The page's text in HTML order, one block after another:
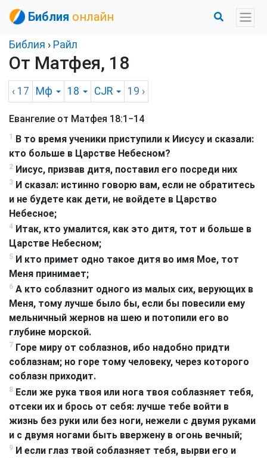
Библия онлайн
Библия › Райл
От Матфея, 18
‹ 17 Мф 18 CJR 19 ›
Евангелие от Матфея 18:1−14
1
В то время ученики приступили к Иисусу и сказали:
кто больше в Царстве Небесном?
2 Иисус, призвав дитя, поставил его посреди них
3 И сказал: истинно говорю вам, если не обратитесь
и не будете как дети, не войдете в Царство
Небесное;
4 Итак, кто умалится, как это дитя, тот и больше в
Царстве Небесном;
5 И кто примет одно такое дитя во имя Мое, тот
Меня принимает;
6 А кто соблазнит одного из малых сих, верующих в
Меня, тому лучше было бы, если бы повесили ему
мельничный жернов на шею и потопили его во
глубине морской.
7 Горе миру от соблазнов, ибо надобно придти
соблазнам; но горе тому человеку, через которого
соблазн приходит.
8 Если же рука твоя или нога твоя соблазняет тебя,
отсеки их и брось от себя: лучше тебе войти в
жизнь без руки или без ноги, нежели с двумя руками
и с двумя ногами быть ввержену в огонь вечный;
9 И если глаз твой соблазняет тебя, вырви его и